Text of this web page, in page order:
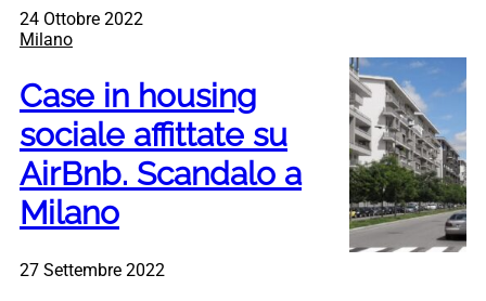
24 Ottobre 2022
Milano
Case in housing
sociale affittate su
AirBnb. Scandalo a
Milano
27 Settembre 2022